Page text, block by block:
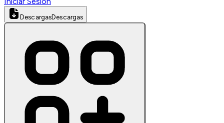
DescargasDescargas